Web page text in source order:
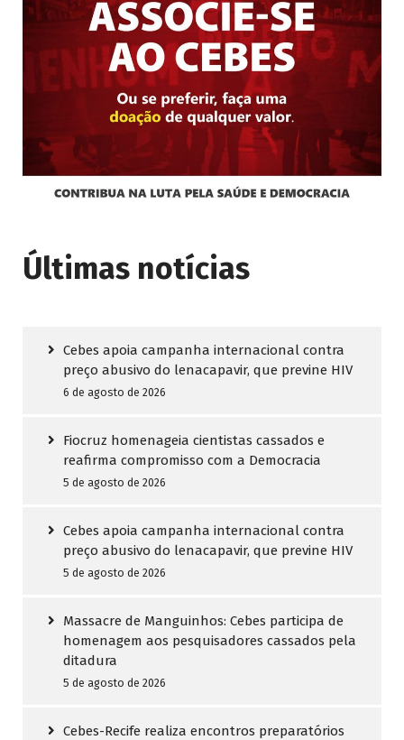
Últimas notícias
Cebes apoia campanha internacional contra
preço abusivo do lenacapavir, que previne HIV
6 de agosto de 2026
Fiocruz homenageia cientistas cassados e
reafirma compromisso com a Democracia
5 de agosto de 2026
Cebes apoia campanha internacional contra
preço abusivo do lenacapavir, que previne HIV
5 de agosto de 2026
Massacre de Manguinhos: Cebes participa de
homenagem aos pesquisadores cassados pela
ditadura
5 de agosto de 2026
Cebes-Recife realiza encontros preparatórios